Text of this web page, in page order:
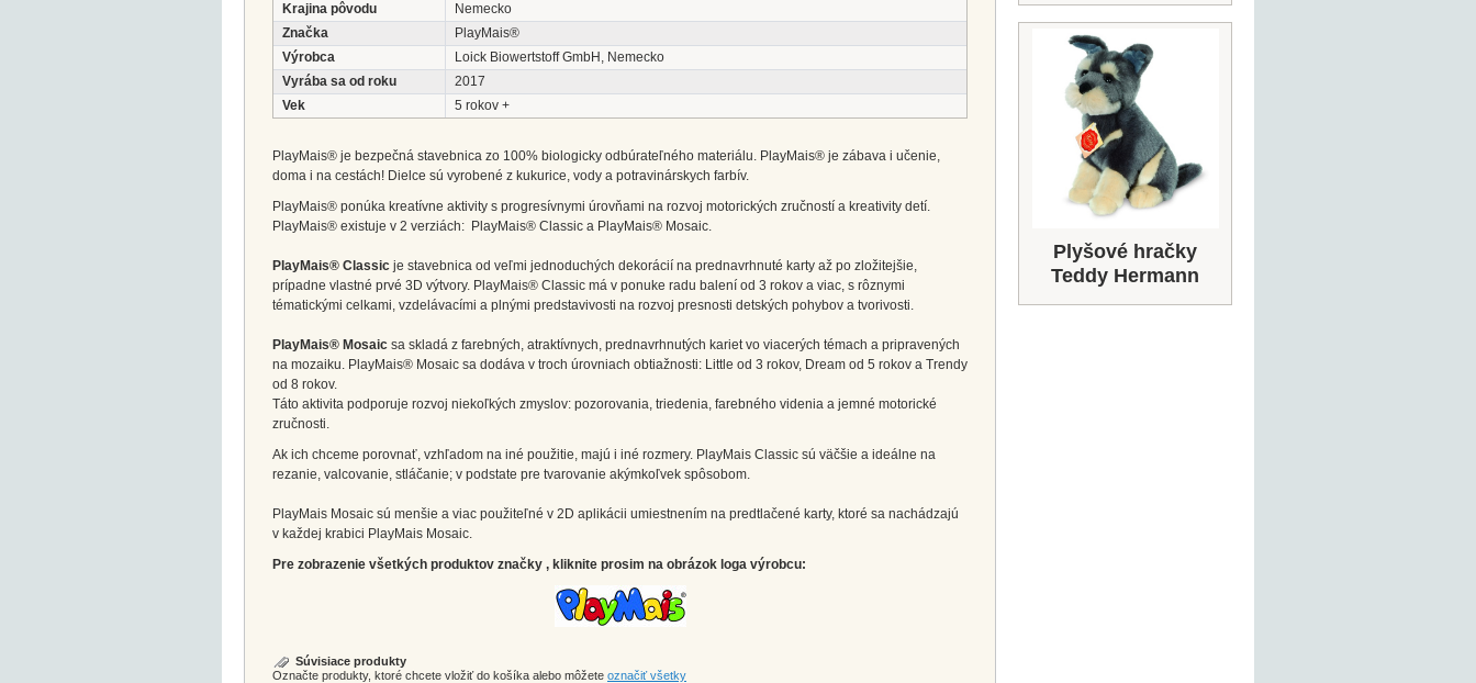
Krajina pôvodu
Nemecko
Značka
PlayMais®
Výrobca
Loick Biowertstoff GmbH, Nemecko
Vyrába sa od roku
2017
Vek
5 rokov +
PlayMais® je bezpečná stavebnica zo 100% biologicky odbúrateľného materiálu. PlayMais® je zábava i učenie,
doma i na cestách! Dielce sú vyrobené z kukurice, vody a potravinárskych farbív.
PlayMais® ponúka kreatívne aktivity s progresívnymi úrovňami na rozvoj motorických zručností a kreativity detí.
PlayMais® existuje v 2 verziách: PlayMais® Classic a PlayMais® Mosaic.
PlayMais® Classic je stavebnica od veľmi jednoduchých dekorácií na prednavrhnuté karty až po zložitejšie,
prípadne vlastné prvé 3D výtvory. PlayMais® Classic má v ponuke radu balení od 3 rokov a viac, s rôznymi
tématickými celkami, vzdelávacími a plnými predstavivosti na rozvoj presnosti detských pohybov a tvorivosti.
PlayMais® Mosaic sa skladá z farebných, atraktívnych, prednavrhnutých kariet vo viacerých témach a pripravených
na mozaiku. PlayMais® Mosaic sa dodáva v troch úrovniach obtiažnosti: Little od 3 rokov, Dream od 5 rokov a Trendy
od 8 rokov.
Táto aktivita podporuje rozvoj niekoľkých zmyslov: pozorovania, triedenia, farebného videnia a jemné motorické
zručnosti.
Ak ich chceme porovnať, vzhľadom na iné použitie, majú i iné rozmery. PlayMais Classic sú väčšie a ideálne na
rezanie, valcovanie, stláčanie; v podstate pre tvarovanie akýmkoľvek spôsobom.
PlayMais Mosaic sú menšie a viac použiteľné v 2D aplikácii umiestnením na predtlačené karty, ktoré sa nachádzajú
v každej krabici PlayMais Mosaic.
Pre zobrazenie všetkých produktov značky , kliknite prosim na obrázok loga výrobcu:
Súvisiace produkty
Označte produkty, ktoré chcete vložiť do košíka alebo môžete označiť všetky
Plyšové hračky
Teddy Hermann